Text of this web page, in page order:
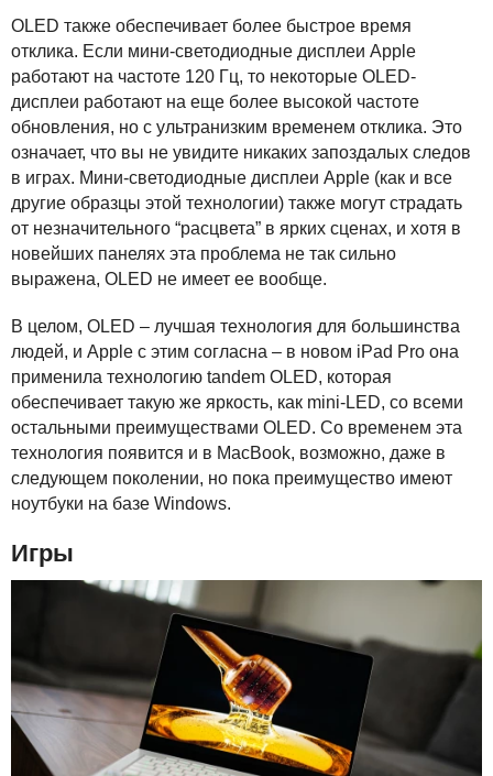
OLED также обеспечивает более быстрое время
отклика. Если мини-светодиодные дисплеи Apple
работают на частоте 120 Гц, то некоторые OLED-
дисплеи работают на еще более высокой частоте
обновления, но с ультранизким временем отклика. Это
означает, что вы не увидите никаких запоздалых следов
в играх. Мини-светодиодные дисплеи Apple (как и все
другие образцы этой технологии) также могут страдать
от незначительного “расцвета” в ярких сценах, и хотя в
новейших панелях эта проблема не так сильно
выражена, OLED не имеет ее вообще.
В целом, OLED – лучшая технология для большинства
людей, и Apple с этим согласна – в новом iPad Pro она
применила технологию tandem OLED, которая
обеспечивает такую же яркость, как mini-LED, со всеми
остальными преимуществами OLED. Со временем эта
технология появится и в MacBook, возможно, даже в
следующем поколении, но пока преимущество имеют
ноутбуки на базе Windows.
Игры